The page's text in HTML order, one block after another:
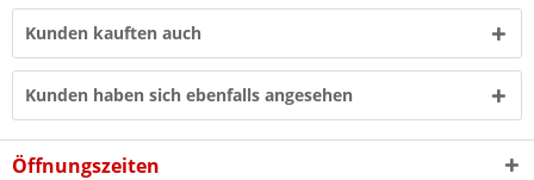
Kunden kauften auch
Kunden haben sich ebenfalls angesehen
Öffnungszeiten